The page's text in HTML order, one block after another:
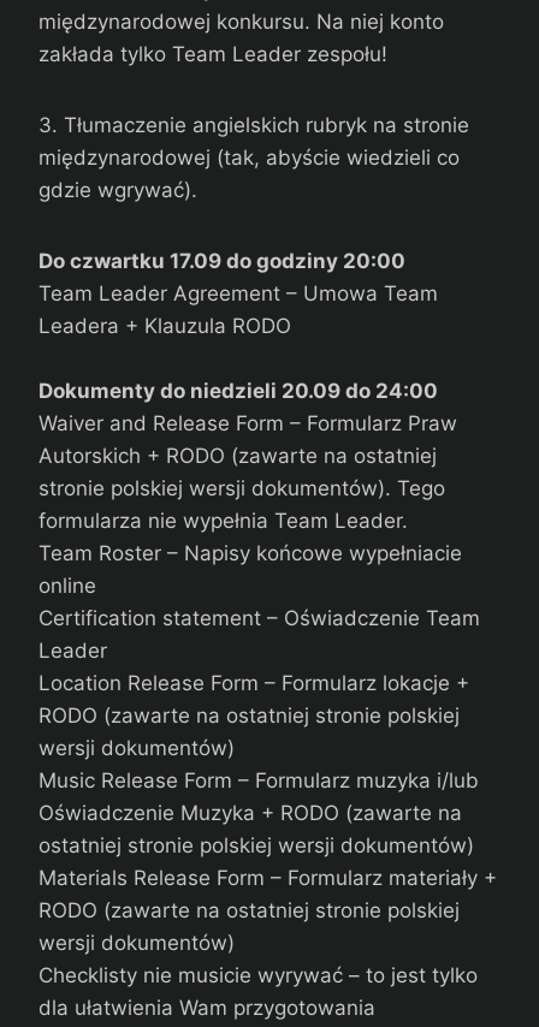
międzynarodowej konkursu. Na niej konto
zakłada tylko Team Leader zespołu!
3. Tłumaczenie angielskich rubryk na stronie
międzynarodowej (tak, abyście wiedzieli co
gdzie wgrywać).
Do czwartku 17.09 do godziny 20:00
Team Leader Agreement – Umowa Team
Leadera + Klauzula RODO
Dokumenty do niedzieli 20.09 do 24:00
Waiver and Release Form – Formularz Praw
Autorskich + RODO (zawarte na ostatniej
stronie polskiej wersji dokumentów). Tego
formularza nie wypełnia Team Leader.
Team Roster – Napisy końcowe wypełniacie
online
Certification statement – Oświadczenie Team
Leader
Location Release Form – Formularz lokacje +
RODO (zawarte na ostatniej stronie polskiej
wersji dokumentów)
Music Release Form – Formularz muzyka i/lub
Oświadczenie Muzyka + RODO (zawarte na
ostatniej stronie polskiej wersji dokumentów)
Materials Release Form – Formularz materiały +
RODO (zawarte na ostatniej stronie polskiej
wersji dokumentów)
Checklisty nie musicie wyrywać – to jest tylko
dla ułatwienia Wam przygotowania